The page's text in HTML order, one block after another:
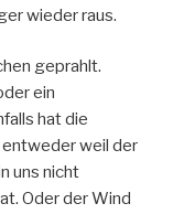
wieder raus.
geprahlt.
ein
hat die
weil der
uns nicht
Oder der Wind